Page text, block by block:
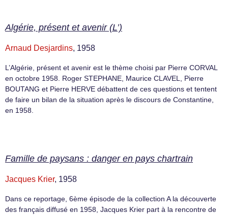
Algérie, présent et avenir (L’)
Arnaud Desjardins, 1958
L’Algérie, présent et avenir est le thème choisi par Pierre CORVAL
en octobre 1958. Roger STEPHANE, Maurice CLAVEL, Pierre
BOUTANG et Pierre HERVE débattent de ces questions et tentent
de faire un bilan de la situation après le discours de Constantine,
en 1958.
Famille de paysans : danger en pays chartrain
Jacques Krier, 1958
Dans ce reportage, 6ème épisode de la collection A la découverte
des français diffusé en 1958, Jacques Krier part à la rencontre de